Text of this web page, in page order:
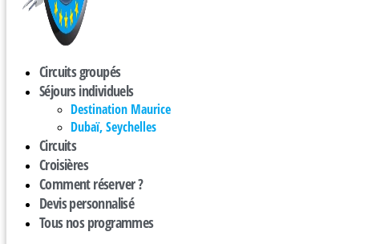
Circuits groupés
Séjours individuels
Destination Maurice
Dubaï, Seychelles
Circuits
Croisières
Comment réserver ?
Devis personnalisé
Tous nos programmes